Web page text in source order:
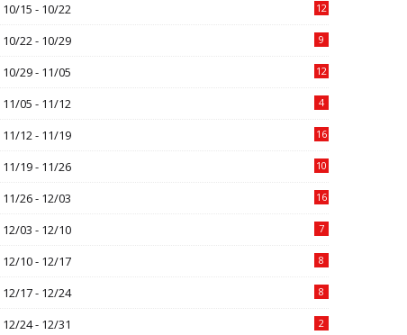
10/15 - 10/22 12
10/22 - 10/29 9
10/29 - 11/05 12
11/05 - 11/12 4
11/12 - 11/19 16
11/19 - 11/26 10
11/26 - 12/03 16
12/03 - 12/10 7
12/10 - 12/17 8
12/17 - 12/24 8
12/24 - 12/31 2